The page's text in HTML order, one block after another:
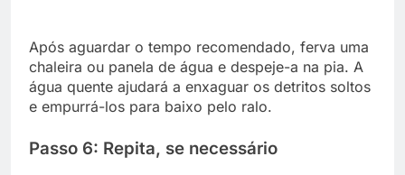
Após aguardar o tempo recomendado, ferva uma
chaleira ou panela de água e despeje-a na pia. A
água quente ajudará a enxaguar os detritos soltos
e empurrá-los para baixo pelo ralo.
Passo 6: Repita, se necessário